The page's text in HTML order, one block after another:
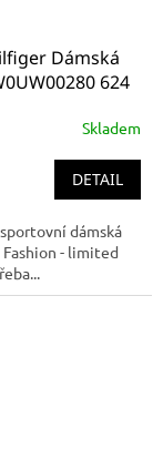
Dámská
624
Skladem
DETAIL
dámská
- limited